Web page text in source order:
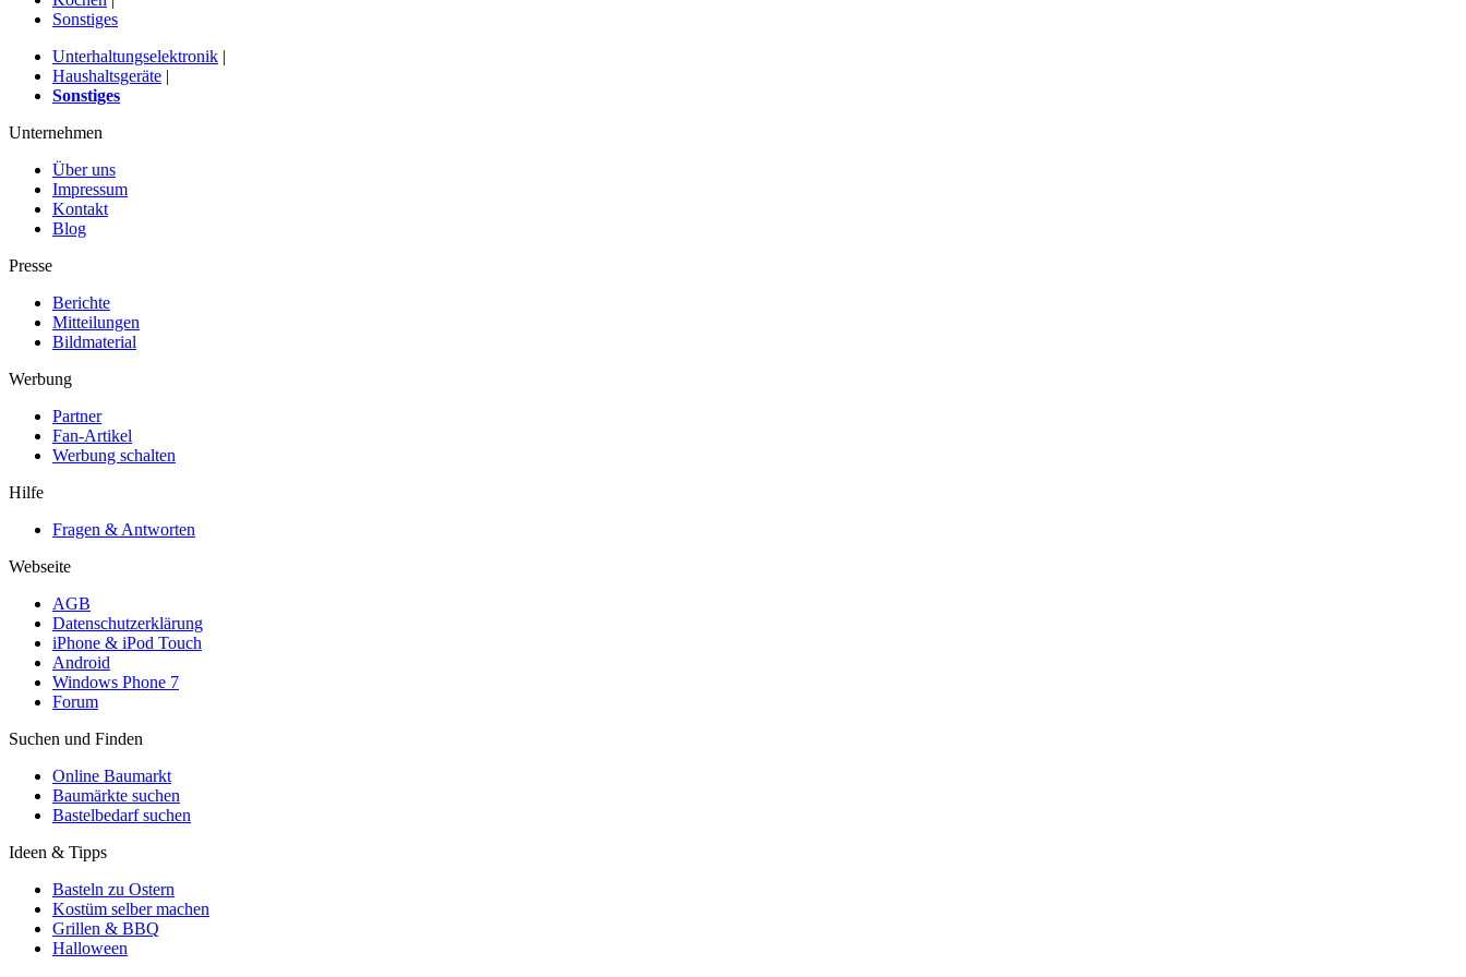
Sonstiges
Unterhaltungselektronik |
Haushaltsgeräte |
Sonstiges
Unternehmen
Über uns
Impressum
Kontakt
Blog
Presse
Berichte
Mitteilungen
Bildmaterial
Werbung
Partner
Fan-Artikel
Werbung schalten
Hilfe
Fragen & Antworten
Webseite
AGB
Datenschutzerklärung
iPhone & iPod Touch
Android
Windows Phone 7
Forum
Suchen und Finden
Online Baumarkt
Baumärkte suchen
Bastelbedarf suchen
Ideen & Tipps
Basteln zu Ostern
Kostüm selber machen
Grillen & BBQ
Halloween